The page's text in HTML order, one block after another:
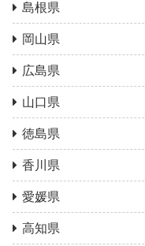
島根県
岡山県
広島県
山口県
徳島県
香川県
愛媛県
高知県